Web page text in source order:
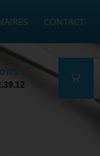
CONTACT
: